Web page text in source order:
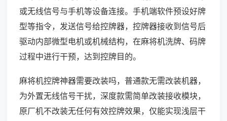
或无线信号与手机等设备连接。手机端软件预设好牌
型等指令，发送信号给控牌器，控牌器接收到信号后
驱动内部微型电机或机械结构，在麻将机洗牌、码牌
过程中进行干预，达到控牌目的。
麻将机控牌神器需要改装吗，普通款无需改装机器，
为外置无线信号干扰，深度款需简单改装接收模块，
原厂机不改装无任何有效控牌效果，仅能实现浅层干